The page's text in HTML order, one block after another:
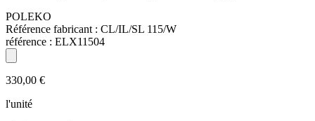
POLEKO
Référence fabricant : CL/IL/SL 115/W
référence : ELX11504
330,00 €
l'unité